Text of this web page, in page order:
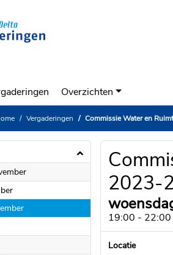
Overzichten
Vergaderingen Commissie Water en
2026
2026
2026
2023-
19:00 - 22:00
Locatie